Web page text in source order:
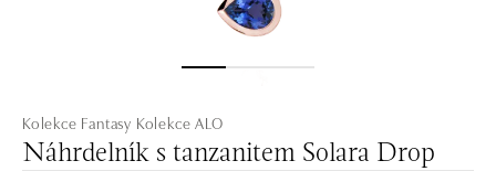
Kolekce Fantasy Kolekce ALO
Náhrdelník s tanzanitem Solara Drop